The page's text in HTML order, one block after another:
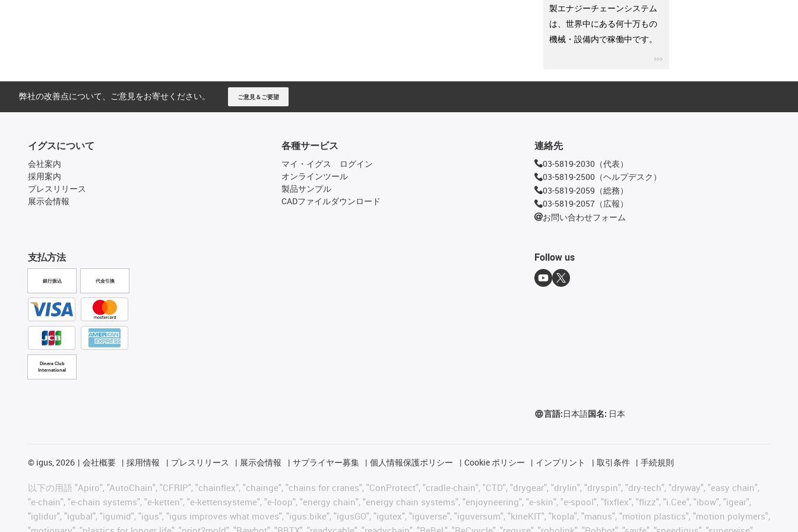
製エナジーチェーンシステム
は、世界中にある何十万もの
機械・設備内で稼働中です。
弊社の改善点について、ご意見をお寄せください。 ご意見＆ご要望
イグスについて
会社案内
採用案内
プレスリリース
展示会情報
支払方法
銀行振込 代金引換
Diners Club
International
各種サービス
マイ・イグス ログイン
オンラインツール
製品サンプル
CADファイルダウンロード
連絡先
03-5819-2030（代表）
03-5819-2500（ヘルプデスク）
03-5819-2059（総務）
03-5819-2057（広報）
お問い合わせフォーム
Follow us
言語:日本語国名: 日本
© igus, 2026 会社概要 採用情報 プレスリリース 展示会情報 サプライヤー募集 個人情報保護ポリシー Cookie ポリシー インプリント 取引条件 手続規則
以下の用語 "Apiro", "AutoChain", "CFRIP", "chainflex", "chainge", "chains for cranes", "ConProtect", "cradle-chain", "CTD", "drygear", "drylin", "dryspin", "dry-tech", "dryway", "easy chain",
"e-chain", "e-chain systems", "e-ketten", "e-kettensysteme", "e-loop", "energy chain", "energy chain systems", "enjoyneering", "e-skin", "e-spool", "fixflex", "flizz", "i.Cee", "ibow", "igear",
"iglidur", "igubal", "igumid", "igus", "igus improves what moves", "igus:bike", "igusGO", "igutex", "iguverse", "iguversum", "kineKIT", "kopla", "manus", "motion plastics", "motion polymers",